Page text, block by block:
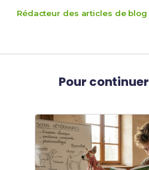
Rédacteur des articles de blog
Pour continuer